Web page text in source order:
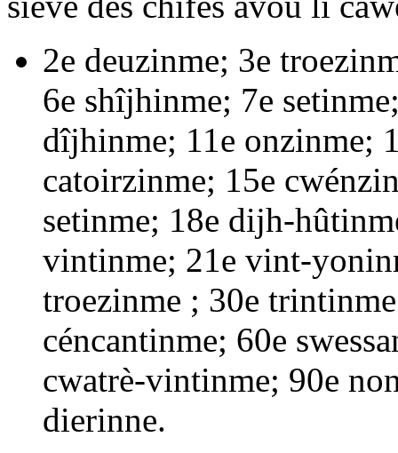
2e deuzinme; 3e
6e shîjhinme; 7e
dîjhinme; 11e onzinme;
catoirzinme; 15e
setinme; 18e dijh-
vintinme; 21e vint-
troezinme ; 30e
céncantinme; 60e
cwatrè-vintinme; 90e
dierinne.